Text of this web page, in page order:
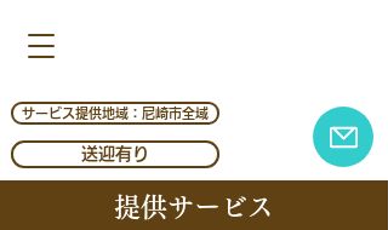
送迎有り
サービス提供地域：尼崎市全域
提供サービス